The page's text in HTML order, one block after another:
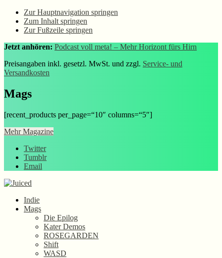
Zur Hauptnavigation springen
Zum Inhalt springen
Zur Fußzeile springen
Jetzt anhören: Podcast voll meta! – Mehr Horizont fürs Hirn
Preisangaben inkl. gesetzl. MwSt. und zzgl. Service- und
Versandkosten
Mags
[recent_products per_page=“10″ columns=“5″]
Mehr Magazine
Twitter
Tumblr
Email
Indie
Mags
Die Epilog
Kater Demos
ROSEGARDEN
Shift
WASD